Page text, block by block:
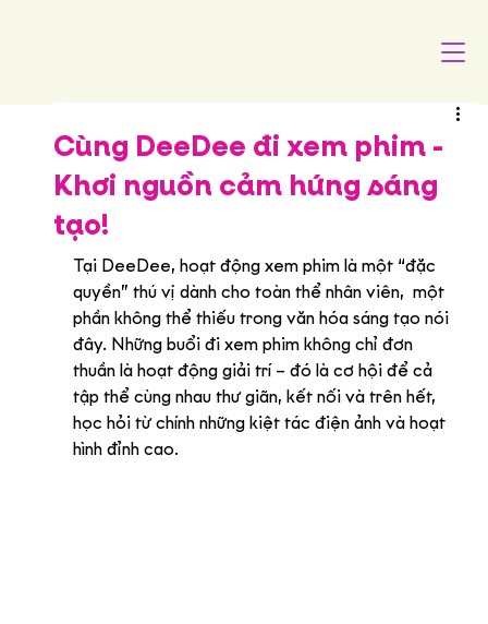
Cùng DeeDee đi xem phim -
Khơi nguồn cảm hứng sáng
tạo!
Tại DeeDee, hoạt động xem phim là một “đặc
quyền” thú vị dành cho toàn thể nhân viên,  một
phần không thể thiếu trong văn hóa sáng tạo nói
đây. Những buổi đi xem phim không chỉ đơn
thuần là hoạt động giải trí – đó là cơ hội để cả
tập thể cùng nhau thư giãn, kết nối và trên hết,
học hỏi từ chính những kiệt tác điện ảnh và hoạt
hình đỉnh cao.